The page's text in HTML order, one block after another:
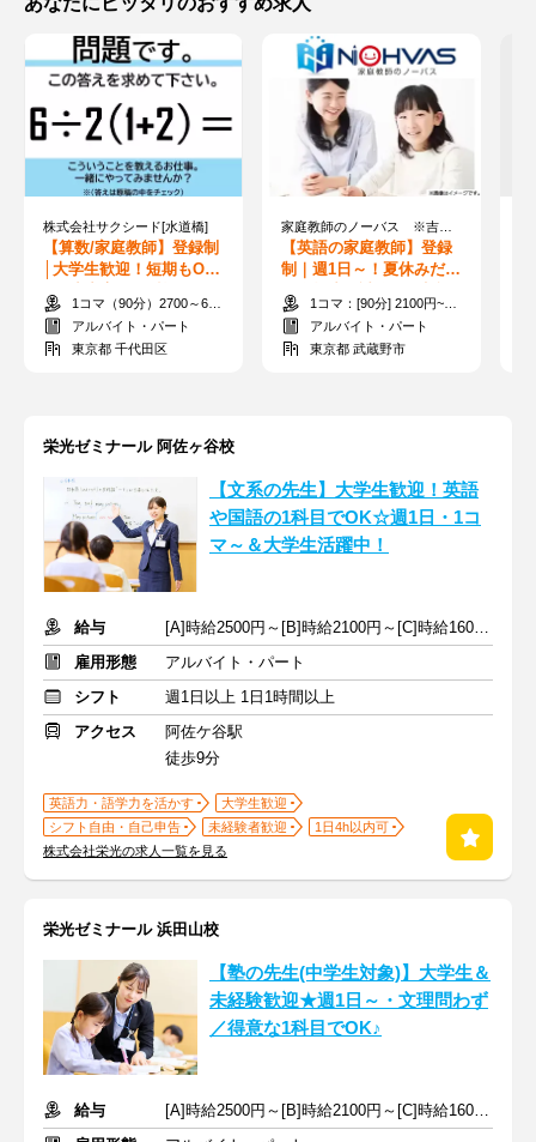
株式会社サクシード[水道橋]
【算数/家庭教師】登録制
│大学生歓迎！短期もO
K！小中高・教科選べる♪
未経験&かけもち◎
1コマ（90分）2700～6000円/（120分）3600～1万2000円 +交通費
アルバイト・パート
東京都 千代田区
【英語の家庭教師】登録
制｜週1日～！夏休みだけ
も◎帰省・試験休み相談
OK♪大学生活躍中
1コマ：[90分] 2100円~／[120分] 2800円~（時給1400円~）+交通費
アルバイト・パート
東京都 武蔵野市
栄光ゼミナール 阿佐ヶ谷校
【文系の先生】大学生歓迎！英語
や国語の1科目でOK☆週1日・1コ
マ～＆大学生活躍中！
給与
[A]時給2500円～[B]時給2100円～[C]時給1600円～ ※生徒数による
雇用形態
アルバイト・パート
シフト
週1日以上 1日1時間以上
アクセス
阿佐ケ谷駅
徒歩9分
英語力・語学力を活かす
大学生歓迎
シフト自由・自己申告
未経験者歓迎
1日4h以内可
株式会社栄光の求人一覧を見る
栄光ゼミナール 浜田山校
【塾の先生(中学生対象)】大学生＆
未経験歓迎★週1日～・文理問わず
／得意な1科目でOK♪
給与
[A]時給2500円～[B]時給2100円～[C]時給1600円～ ※生徒数による